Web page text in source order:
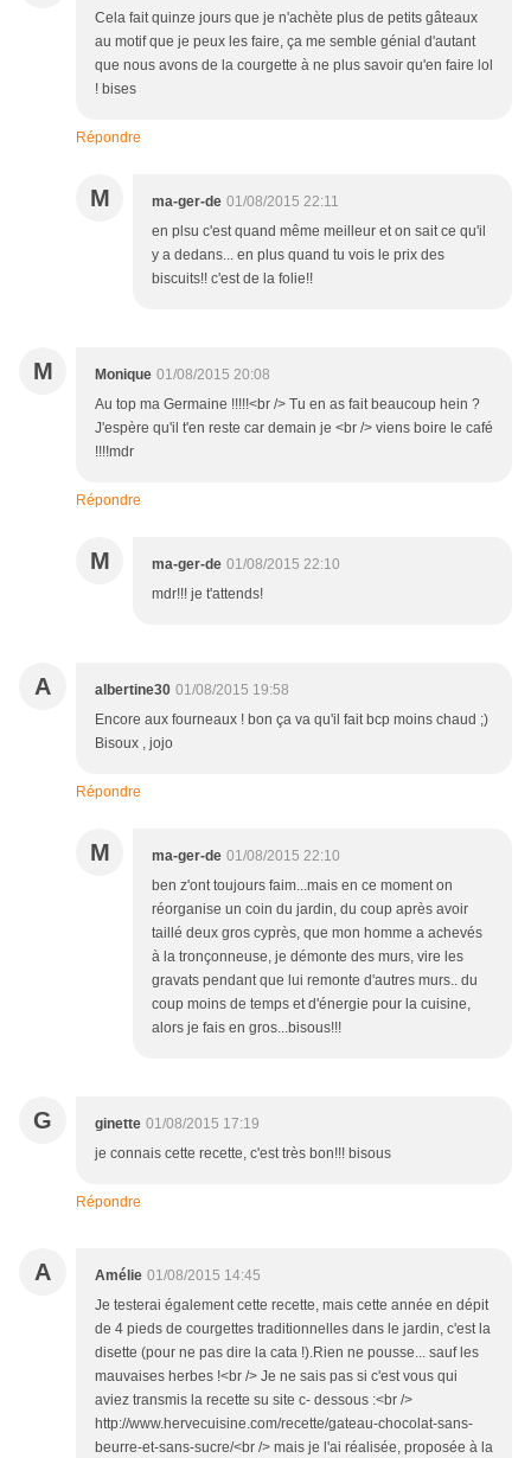
Cela fait quinze jours que je n'achète plus de petits gâteaux
au motif que je peux les faire, ça me semble génial d'autant
que nous avons de la courgette à ne plus savoir qu'en faire lol
! bises
Répondre
M ma-ger-de 01/08/2015 22:11
en plsu c'est quand même meilleur et on sait ce qu'il
y a dedans... en plus quand tu vois le prix des
biscuits!! c'est de la folie!!
M Monique 01/08/2015 20:08
Au top ma Germaine !!!!!<br /> Tu en as fait beaucoup hein ?
J'espère qu'il t'en reste car demain je <br /> viens boire le café
!!!!mdr
Répondre
M ma-ger-de 01/08/2015 22:10
mdr!!! je t'attends!
A albertine30 01/08/2015 19:58
Encore aux fourneaux ! bon ça va qu'il fait bcp moins chaud ;)
Bisoux , jojo
Répondre
M ma-ger-de 01/08/2015 22:10
ben z'ont toujours faim...mais en ce moment on
réorganise un coin du jardin, du coup après avoir
taillé deux gros cyprès, que mon homme a achevés
à la tronçonneuse, je démonte des murs, vire les
gravats pendant que lui remonte d'autres murs.. du
coup moins de temps et d'énergie pour la cuisine,
alors je fais en gros...bisous!!!
G ginette 01/08/2015 17:19
je connais cette recette, c'est très bon!!! bisous
Répondre
A Amélie 01/08/2015 14:45
Je testerai également cette recette, mais cette année en dépit
de 4 pieds de courgettes traditionnelles dans le jardin, c'est la
disette (pour ne pas dire la cata !).Rien ne pousse... sauf les
mauvaises herbes !<br /> Je ne sais pas si c'est vous qui
aviez transmis la recette su site c- dessous :<br />
http://www.hervecuisine.com/recette/gateau-chocolat-sans-
beurre-et-sans-sucre/<br /> mais je l'ai réalisée, proposée à la